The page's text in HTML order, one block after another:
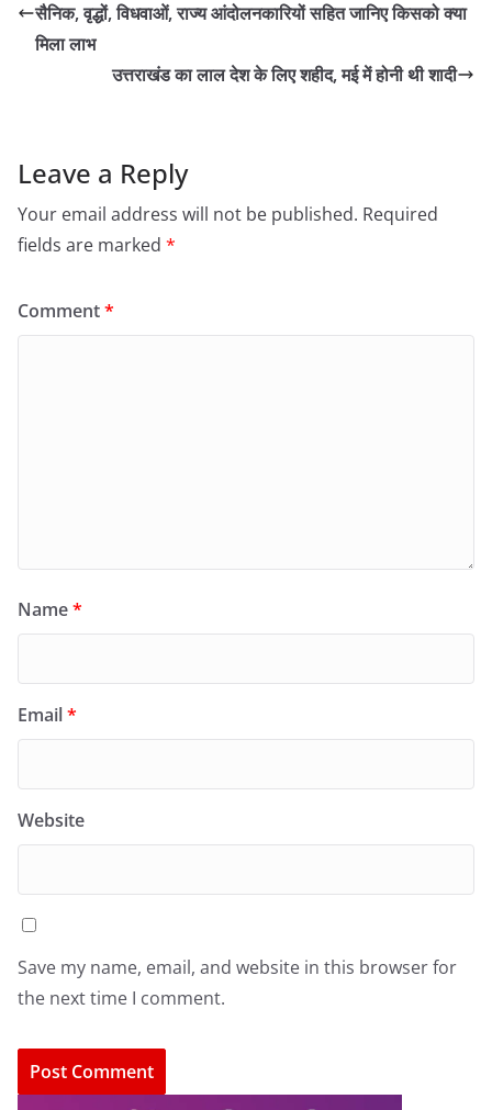
सैनिक, वृद्धों, विधवाओं, राज्य आंदोलनकारियों सहित जानिए किसको क्या
मिला लाभ
उत्तराखंड का लाल देश के लिए शहीद, मई में होनी थी शादी
Leave a Reply
Your email address will not be published. Required
fields are marked *
Comment*
Name*
Email*
Website
Save my name, email, and website in this browser for
the next time I comment.